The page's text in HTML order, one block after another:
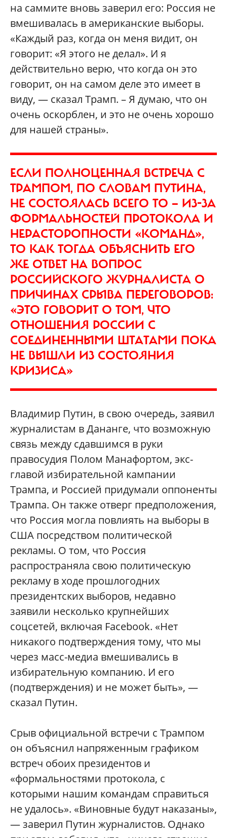
на саммите вновь заверил его: Россия не
вмешивалась в американские выборы.
«Каждый раз, когда он меня видит, он
говорит: «Я этого не делал». И я
действительно верю, что когда он это
говорит, он на самом деле это имеет в
виду, — сказал Трамп. – Я думаю, что он
очень оскорблен, и это не очень хорошо
для нашей страны».
ЕСЛИ ПОЛНОЦЕННАЯ ВСТРЕЧА С
ТРАМПОМ, ПО СЛОВАМ ПУТИНА,
НЕ СОСТОЯЛАСЬ ВСЕГО ТО — ИЗ-ЗА
ФОРМАЛЬНОСТЕЙ ПРОТОКОЛА И
НЕРАСТОРОПНОСТИ «КОМАНД»,
ТО КАК ТОГДА ОБЪЯСНИТЬ ЕГО
ЖЕ ОТВЕТ НА ВОПРОС
РОССИЙСКОГО ЖУРНАЛИСТА О
ПРИЧИНАХ СРЫВА ПЕРЕГОВОРОВ:
«ЭТО ГОВОРИТ О ТОМ, ЧТО
ОТНОШЕНИЯ РОССИИ С
СОЕДИНЕННЫМИ ШТАТАМИ ПОКА
НЕ ВЫШЛИ ИЗ СОСТОЯНИЯ
КРИЗИСА»
Владимир Путин, в свою очередь, заявил
журналистам в Дананге, что возможную
связь между сдавшимся в руки
правосудия Полом Манафортом, экс-
главой избирательной кампании
Трампа, и Россией придумали оппоненты
Трампа. Он также отверг предположения,
что Россия могла повлиять на выборы в
США посредством политической
рекламы. О том, что Россия
распространяла свою политическую
рекламу в ходе прошлогодних
президентских выборов, недавно
заявили несколько крупнейших
соцсетей, включая Facebook. «Нет
никакого подтверждения тому, что мы
через масс-медиа вмешивались в
избирательную компанию. И его
(подтверждения) и не может быть», —
сказал Путин.
Срыв официальной встречи с Трампом
он объяснил напряженным графиком
встреч обоих президентов и
«формальностями протокола, с
которыми нашим командам справиться
не удалось». «Виновные будут наказаны»,
— заверил Путин журналистов. Однако